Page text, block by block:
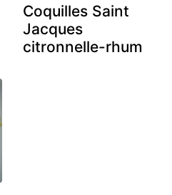
Coquilles Saint
Jacques
citronnelle-rhum